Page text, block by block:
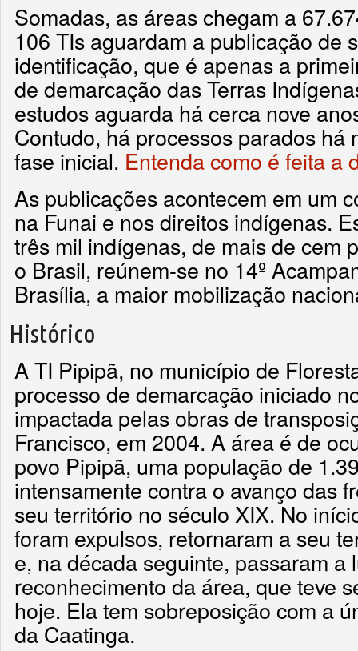
Somadas, as áreas chegam a
106 TIs aguardam a publicação de
identificação, que é apenas a
de demarcação das Terras
estudos aguarda há cerca nove
Contudo, há processos parados há
fase inicial. Entenda como é feita a
As publicações acontecem em um
na Funai e nos direitos indígenas.
três mil indígenas, de mais de cem
o Brasil, reúnem-se no 14º
Brasília, a maior mobilização
Histórico
A TI Pipipã, no município de
processo de demarcação iniciado
impactada pelas obras de
Francisco, em 2004. A área é de
povo Pipipã, uma população de
intensamente contra o avanço das
seu território no século XIX. No
foram expulsos, retornaram a seu
e, na década seguinte, passaram a
reconhecimento da área, que teve
hoje. Ela tem sobreposição com a
da Caatinga.